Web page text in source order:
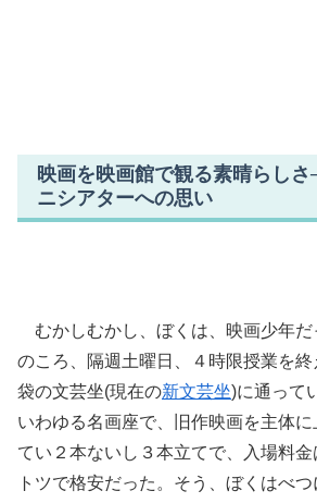
映画を映画館で観る素晴らし
ニシアターへの思い
むかしむかし、ぼくは、映画少年だ
のころ、隔週土曜日、４時限授業を
袋の文芸坐(現在の新文芸坐)に通って
いわゆる名画座で、旧作映画を主体
てい２本ないし３本立てで、入場料
トツで格安だった。そう、ぼくはべ